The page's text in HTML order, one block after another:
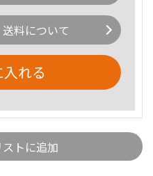
料について
れる
トに追加